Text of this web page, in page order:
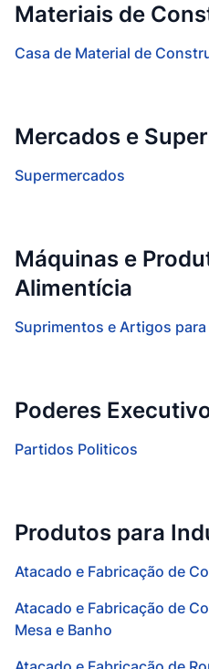
Materiais de
Casa de Material de
Mercados e
Supermercados
Máquinas e
Alimentícia
Suprimentos e Artigos
Poderes
Partidos Politicos
Produtos para
Atacado e Fabricação de
Atacado e Fabricação de
Mesa e Banho